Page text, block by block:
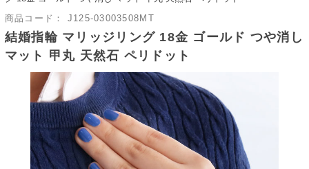
商品コード：
J125-03003508MT
結婚指輪 マリッジリング 18金 ゴールド つや消し
マット 甲丸 天然石 ペリドット